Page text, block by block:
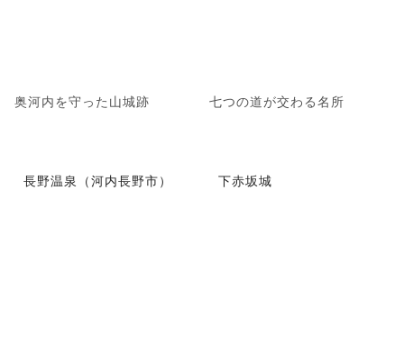
奥河内を守った山城跡 七つの道が交わる名所
長野温泉（河内長野市） 下赤坂城